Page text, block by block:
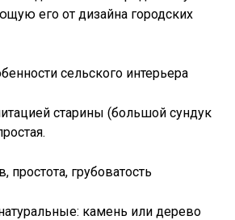
его от дизайна городских
сельского интерьера
старины (большой сундук
простота, грубоватость
камень или дерево